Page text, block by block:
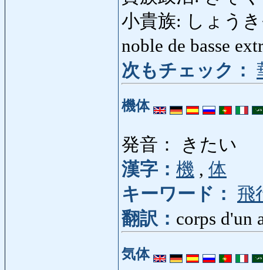
小貴族: しょうき
noble de basse
次もチェック：
機体
発音： きたい
漢字： 機 , 体
キーワード：
飛
翻訳： corps d'un
気体